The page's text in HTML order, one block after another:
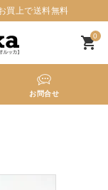
買上で送料無料
0
shopping_cart
お問合せ